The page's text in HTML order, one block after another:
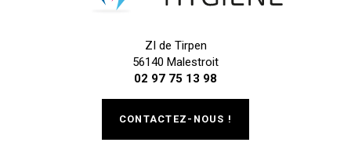
ZI de Tirpen
56140 Malestroit
02 97 75 13 98
CONTACTEZ-NOUS !